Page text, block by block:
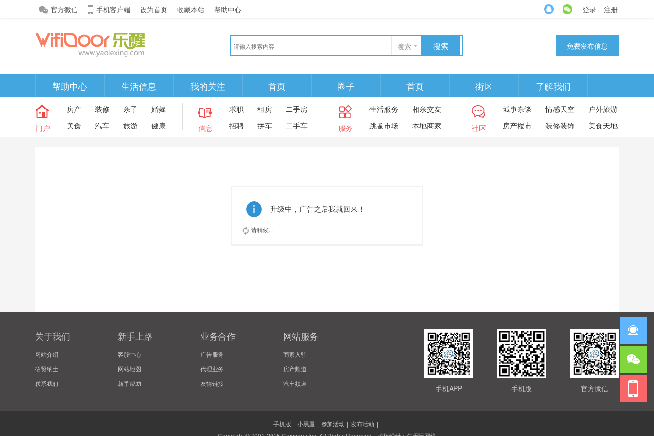
官方微信 手机客户端 设为首页 收藏本站 帮助中心 登录 注册
搜索 搜索 免费发布信息
帮助中心 生活信息 我的关注 首页 圈子 首页 街区 了解我们
门户
房产 装修 亲子
婚嫁
美食
汽车 旅游 健康 信息
求职 租房
二手房
招聘
拼车 二手车 服务
生活服务
相亲交友
跳蚤市场
本地商家 社区
城事杂谈 情感天空
户外旅游
房产楼市
装修装饰 美食天地
升级中，广告之后我就回来！
请稍候...
关于我们
网站介绍
招贤纳士
联系我们
新手上路
客服中心
网站地图
新手帮助
业务合作
广告服务
代理业务
友情链接
网站服务
商家入驻
房产频道
汽车频道
官方微信
手机版
手机APP
手机版 | 小黑屋 | 参加活动 | 发布活动 |